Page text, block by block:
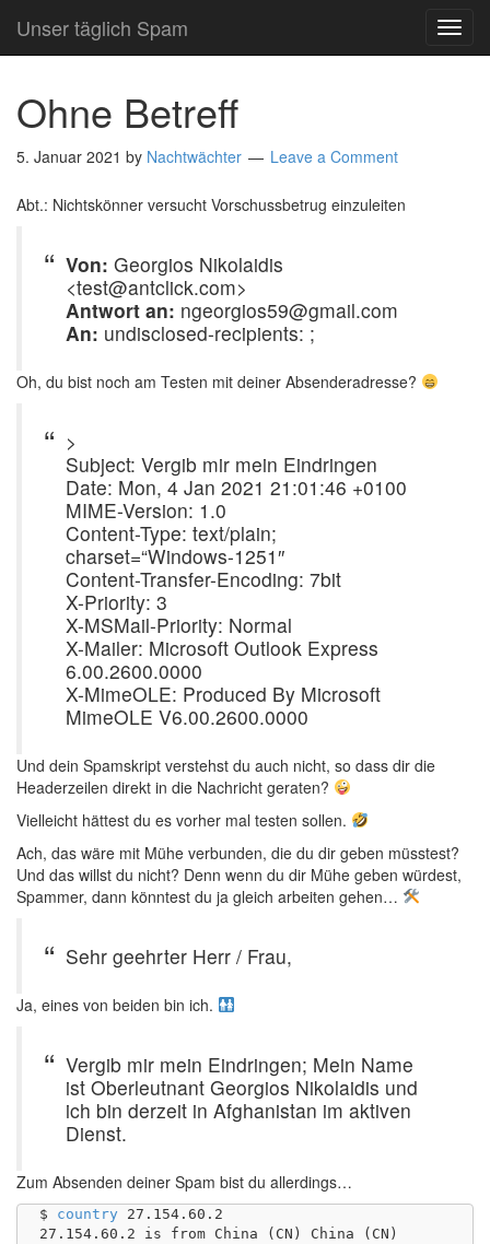
Unser täglich Spam
Ohne Betreff
5. Januar 2021 by Nachtwächter Leave a Comment
Abt.: Nichtskönner versucht Vorschussbetrug einzuleiten
Von: Georgios Nikolaidis
<test@antclick.com>
Antwort an: ngeorgios59@gmail.com
An: undisclosed-recipients: ;
Oh, du bist noch am Testen mit deiner Absenderadresse?
>
Subject: Vergib mir mein Eindringen
Date: Mon, 4 Jan 2021 21:01:46 +0100
MIME-Version: 1.0
Content-Type: text/plain;
charset=“Windows-1251″
Content-Transfer-Encoding: 7bit
X-Priority: 3
X-MSMail-Priority: Normal
X-Mailer: Microsoft Outlook Express
6.00.2600.0000
X-MimeOLE: Produced By Microsoft
MimeOLE V6.00.2600.0000
Und dein Spamskript verstehst du auch nicht, so dass dir die
Headerzeilen direkt in die Nachricht geraten?
Vielleicht hättest du es vorher mal testen sollen.
Ach, das wäre mit Mühe verbunden, die du dir geben müsstest?
Und das willst du nicht? Denn wenn du dir Mühe geben würdest,
Spammer, dann könntest du ja gleich arbeiten gehen…
Sehr geehrter Herr / Frau,
Ja, eines von beiden bin ich.
Vergib mir mein Eindringen; Mein Name
ist Oberleutnant Georgios Nikolaidis und
ich bin derzeit in Afghanistan im aktiven
Dienst.
Zum Absenden deiner Spam bist du allerdings…
$ country 27.154.60.2
27.154.60.2 is from China (CN) China (CN)